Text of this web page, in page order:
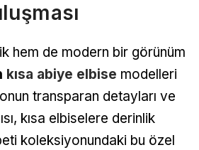
hem de modern bir görünüm
kısa abiye elbise modelleri
transparan detayları ve
kısa elbiselere derinlik
koleksiyonundaki bu özel